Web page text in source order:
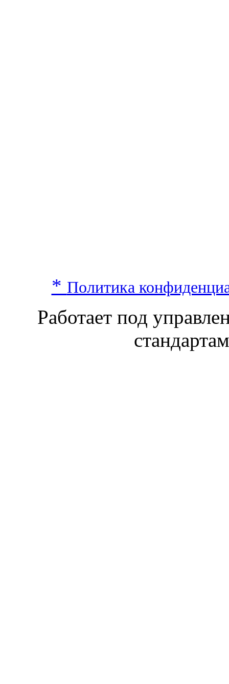
* Политика
Работает под